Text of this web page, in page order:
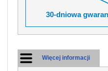
30-dniowa
Więcej informacji